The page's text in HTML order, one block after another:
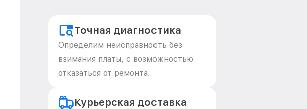
Точная диагностика
Определим неисправность без
взимания платы, с возможностью
отказаться от ремонта.
Курьерская доставка